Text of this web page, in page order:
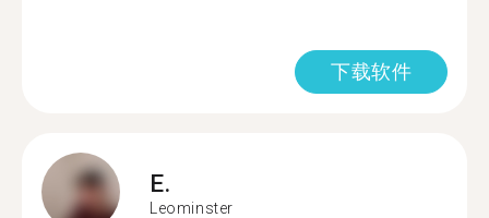
下载软件
E.
Leominster